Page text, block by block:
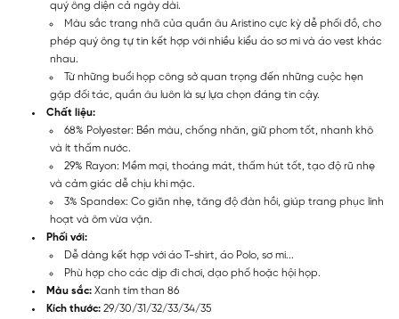
quý ông diện cả ngày dài.
Màu sắc trang nhã của quần âu Aristino cực kỳ dễ phối đồ, cho
phép quý ông tự tin kết hợp với nhiều kiểu áo sơ mi và áo vest khác
nhau.
Từ những buổi họp công sở quan trọng đến những cuộc hẹn
gặp đối tác, quần âu luôn là sự lựa chọn đáng tin cậy.
Chất liệu:
68% Polyester: Bền màu, chống nhăn, giữ phom tốt, nhanh khô
và ít thấm nước.
29% Rayon: Mềm mại, thoáng mát, thấm hút tốt, tạo độ rũ nhẹ
và cảm giác dễ chịu khi mặc.
3% Spandex: Co giãn nhẹ, tăng độ đàn hồi, giúp trang phục linh
hoạt và ôm vừa vặn.
Phối với:
Dễ dàng kết hợp với áo T-shirt, áo Polo, sơ mi...
Phù hợp cho các dịp đi chơi, dạo phố hoặc hội họp.
Màu sắc: Xanh tím than 86
Kích thước: 29/30/31/32/33/34/35